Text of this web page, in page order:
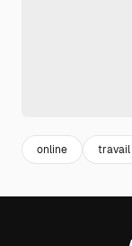
online travail